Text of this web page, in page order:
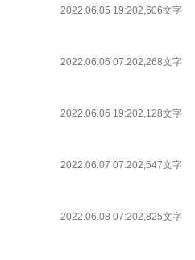
2022.06.05 19:202,606文字
2022.06.06 07:202,268文字
2022.06.06 19:202,128文字
2022.06.07 07:202,547文字
2022.06.08 07:202,825文字